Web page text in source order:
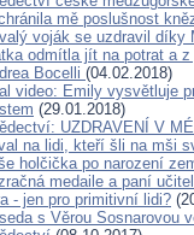
mě poslušnost
voják se uzdravil díky
odmítla jít na potrat a
Bocelli (04.02.2018)
video: Emily vysvětluje
(29.01.2018)
UZDRAVENÍ V
na lidi, kteří šli na mši
holčička po narození
medaile a paní
- jen pro primitivní lidi?
s Věrou Sosnarovou